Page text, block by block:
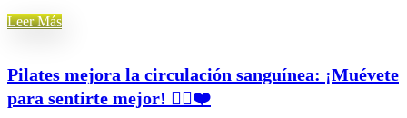
Leer Más
Pilates mejora la circulación sanguínea: ¡Muévete
para sentirte mejor! 🧘‍♀️❤️